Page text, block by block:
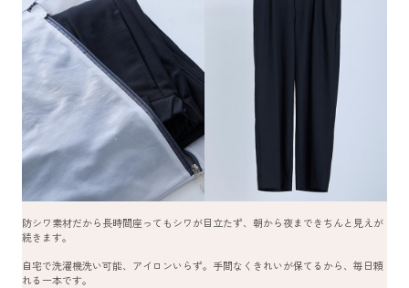
防シワ素材だから長時間座ってもシワが目立たず、朝から夜まできちんと見えが
続きます。
自宅で洗濯機洗い可能、アイロンいらず。手間なくきれいが保てるから、毎日頼
れる一本です。